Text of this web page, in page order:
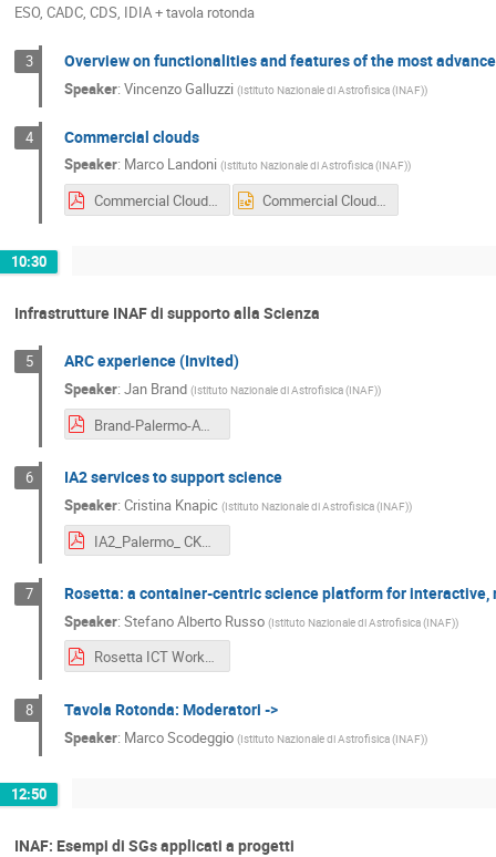
ESO, CADC, CDS, IDIA + tavola rotonda
3 Overview on functionalities and features of the most
Speaker: Vincenzo Galluzzi (Istituto Nazionale di Astrofisica (INAF))
4 Commercial clouds
Speaker: Marco Landoni (Istituto Nazionale di Astrofisica (INAF))
Commercial Clouds IA2 Palermo-okok.pdf Commercial Clouds IA2 Palermoppt.pptx
10:30
Infrastrutture INAF di supporto alla Scienza
5 ARC experience (Invited)
Speaker: Jan Brand (Istituto Nazionale di Astrofisica (INAF))
Brand-Palermo-ARCItaliano.pdf
6 IA2 services to support science
Speaker: Cristina Knapic (Istituto Nazionale di Astrofisica (INAF))
IA2_Palermo_ CK20220524.pdf
7 Rosetta: a container-centric science platform for
Speaker: Stefano Alberto Russo (Istituto Nazionale di Astrofisica (INAF))
Rosetta ICT Workshop Palermo.pdf
8 Tavola Rotonda: Moderatori ->
Speaker: Marco Scodeggio (Istituto Nazionale di Astrofisica (INAF))
12:50
INAF: Esempi di SGs applicati a progetti